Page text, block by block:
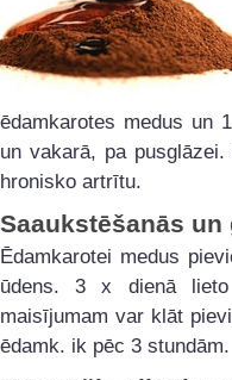
ēdamkarotes medus un
un vakarā, pa
hronisko artrītu.
Saaukstēšanās
Ēdamkarotei medus
ūdens. 3 x dienā
maisījumam var klāt
ēdamk. ik pēc 3 stundām.